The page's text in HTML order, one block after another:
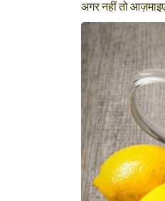
अगर नहीं तो